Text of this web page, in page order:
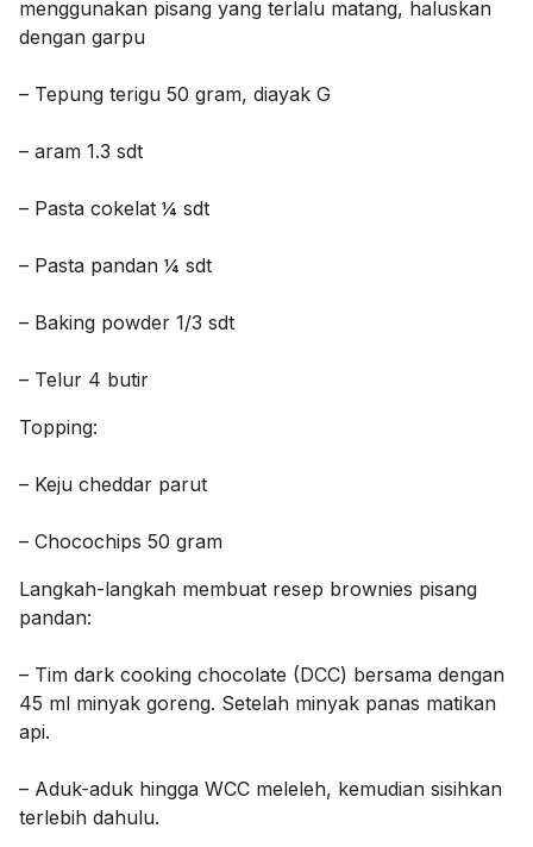
menggunakan pisang yang terlalu matang, haluskan
dengan garpu
– Tepung terigu 50 gram, diayak G
– aram 1.3 sdt
– Pasta cokelat ¼ sdt
– Pasta pandan ¼ sdt
– Baking powder 1/3 sdt
– Telur 4 butir
Topping:
– Keju cheddar parut
– Chocochips 50 gram
Langkah-langkah membuat resep brownies pisang
pandan:
– Tim dark cooking chocolate (DCC) bersama dengan
45 ml minyak goreng. Setelah minyak panas matikan
api.
– Aduk-aduk hingga WCC meleleh, kemudian sisihkan
terlebih dahulu.